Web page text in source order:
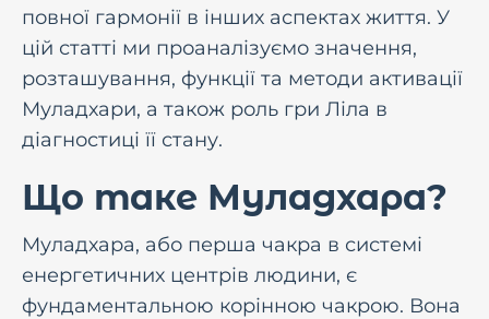
повної гармонії в інших аспектах життя. У
цій статті ми проаналізуємо значення,
розташування, функції та методи активації
Муладхари, а також роль гри Ліла в
діагностиці її стану.
Що таке Муладхара?
Муладхара, або перша чакра в системі
енергетичних центрів людини, є
фундаментальною корінною чакрою. Вона